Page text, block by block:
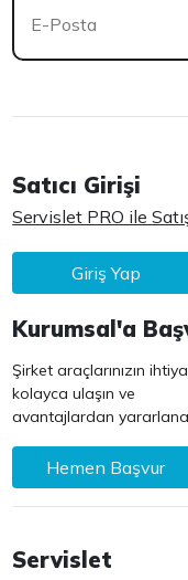
Satıcı Girişi
Servislet PRO ile
Giriş Yap
Kurumsal'a
Şirket araçlarınızın
kolayca ulaşın ve
avantajlardan
Hemen Başvur
Servislet